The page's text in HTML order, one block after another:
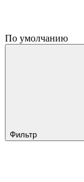
По умолчанию
Фильтр